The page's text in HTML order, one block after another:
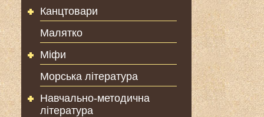
Канцтовари
Малятко
Міфи
Морська література
Навчально-методична
література